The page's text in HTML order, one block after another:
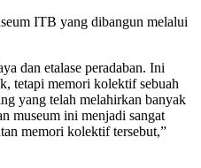
ITB yang dibangun melalui
dan etalase peradaban. Ini
tetapi memori kolektif sebuah
yang telah melahirkan banyak
museum ini menjadi sangat
memori kolektif tersebut,”